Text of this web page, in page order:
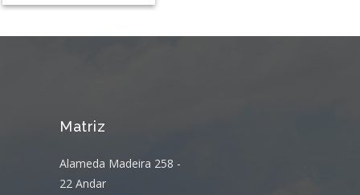
Matriz
Alameda Madeira 258 -
22 Andar